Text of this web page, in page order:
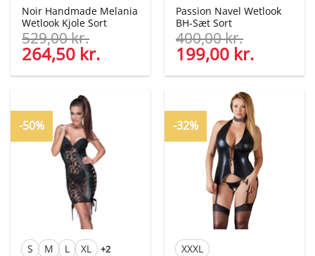
Noir Handmade Melania
Wetlook Kjole Sort
529,00kr.
Den
oprindelige
pris
529,00 kr..
264,50 kr.
pris
264,50 kr..
Passion Navel Wetlook
BH-Sæt Sort
400,00kr.
Den
oprindelige
pris
400,00 kr..
199,00 kr.
pris
199,00
-50%
S M L XL +2
-32%
XXXL